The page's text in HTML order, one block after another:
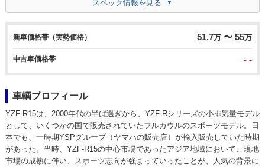
スペック情報を見る
新車価格帯（実勢価格） 51.7万 〜 55万
中古車価格帯 - -
車輌プロフィール
YZF-R15は、2000年代の半ば過ぎから、YZF-Rシリーズの小排気量モデル
として、いくつかの国で販売されていたフルカウルのスポーツモデル。日
本でも、一時期YSPグループ（ヤマハの販売店）が輸入販売していた時期
があった。当時、YZF-R15の中心市場であったアジア地域において、現地
市場の成熟に伴い、スポーツ志向が強まっていったことが、人気の背景に